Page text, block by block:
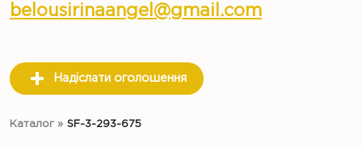
belousirinaangel@gmail.com
Надіслати оголошення
Каталог » SF-3-293-675